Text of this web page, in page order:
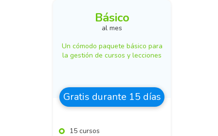
Básico
al mes
Un cómodo paquete básico para
la gestión de cursos y lecciones
Gratis durante 15 días
15 cursos